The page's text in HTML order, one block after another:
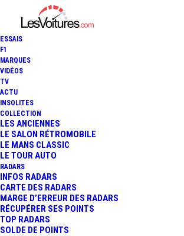
ESSAIS
F1
MARQUES
VIDÉOS
TV
ACTU
INSOLITES
COLLECTION
LES ANCIENNES
LE SALON RÉTROMOBILE
LE MANS CLASSIC
LE TOUR AUTO
RADARS
INFOS RADARS
CARTE DES RADARS
MARGE D’ERREUR DES RADARS
RÉCUPÉRER SES POINTS
TOP RADARS
SOLDE DE POINTS
LES CARTES
POUR REMPLIR
RÉSERVOIR DE